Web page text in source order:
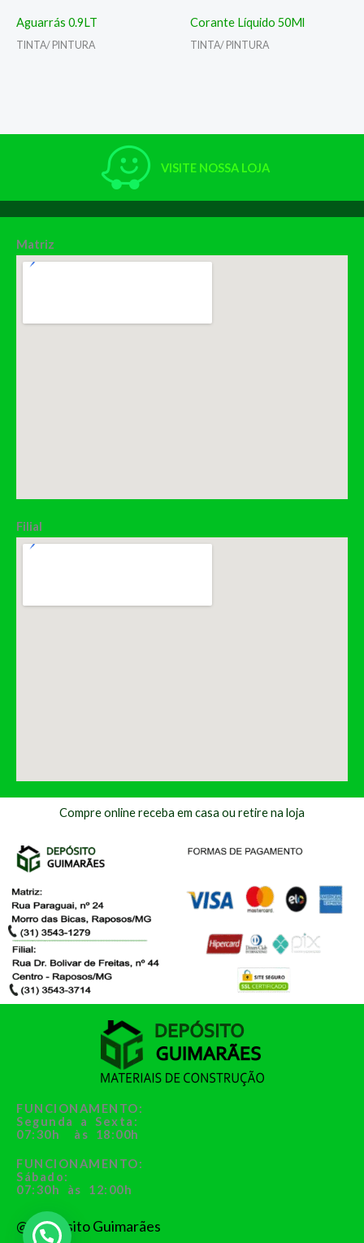
Aguarrás 0.9LT
TINTA/ PINTURA
Corante Líquido 50Ml
TINTA/ PINTURA
VISITE NOSSA LOJA
Matriz
Filial
Compre online receba em casa ou retire na loja
FUNCIONAMENTO:
Segunda a Sexta:
07:30h às 18:00h
FUNCIONAMENTO:
Sábado:
07:30h às 12:00h
@ Depósito Guimarães